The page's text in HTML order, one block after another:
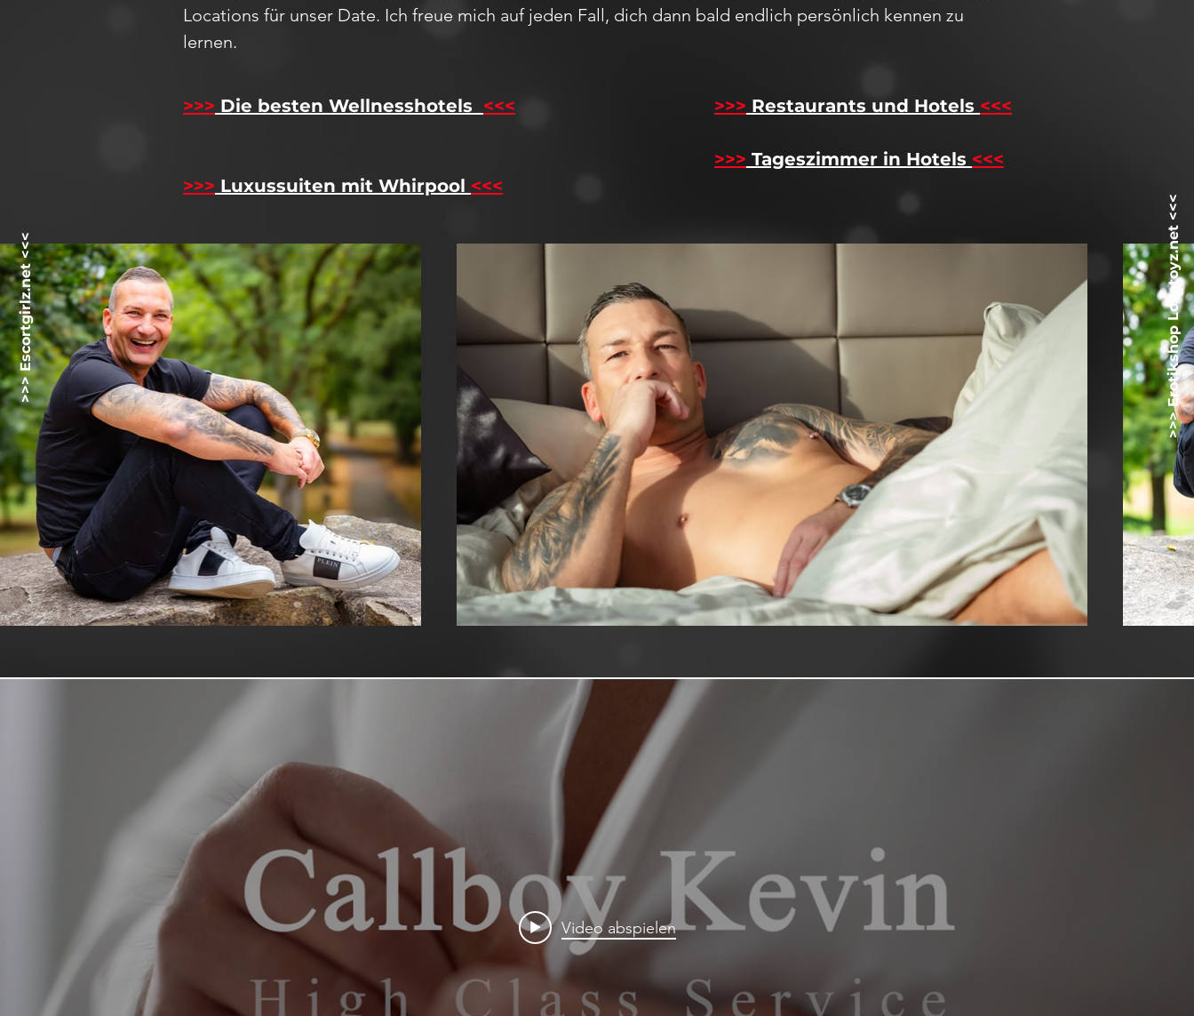
>>> Erotikshop Lovetoyz.net <<<
>>> Escortgirlz.net <<<
Locations für unser Date. Ich freue mich auf jeden Fall, dich dann bald endlich persönlich kennen zu
lernen.
>>> Die besten Wellnesshotels <<<
>>> Luxussuiten mit Whirpool <<<
>>> Restaurants und Hotels <<<
>>> Tageszimmer in Hotels <<<
Video abspielen